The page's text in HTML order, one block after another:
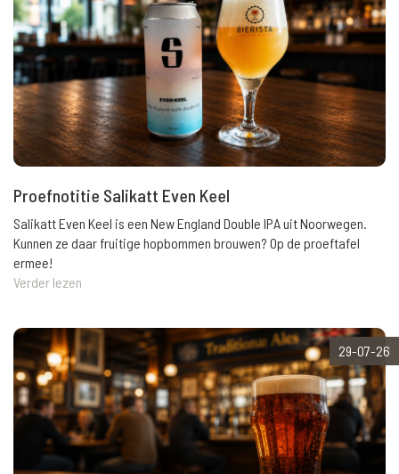
Proefnotitie Salikatt Even Keel
Salikatt Even Keel is een New England Double IPA uit Noorwegen.
Kunnen ze daar fruitige hopbommen brouwen? Op de proeftafel
ermee!
Verder lezen
29-07-26